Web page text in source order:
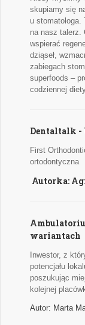
skupiamy się
u stomatologa.
na nasz talerz.
wspierać
dziąseł,
zabiegach
superfoods –
codziennej
Dentaltalk -
First
ortodontyczna
Autorka:
wariantach
Inwestor, z
potencjału
poszukując
kolejnej
Autor: Marta